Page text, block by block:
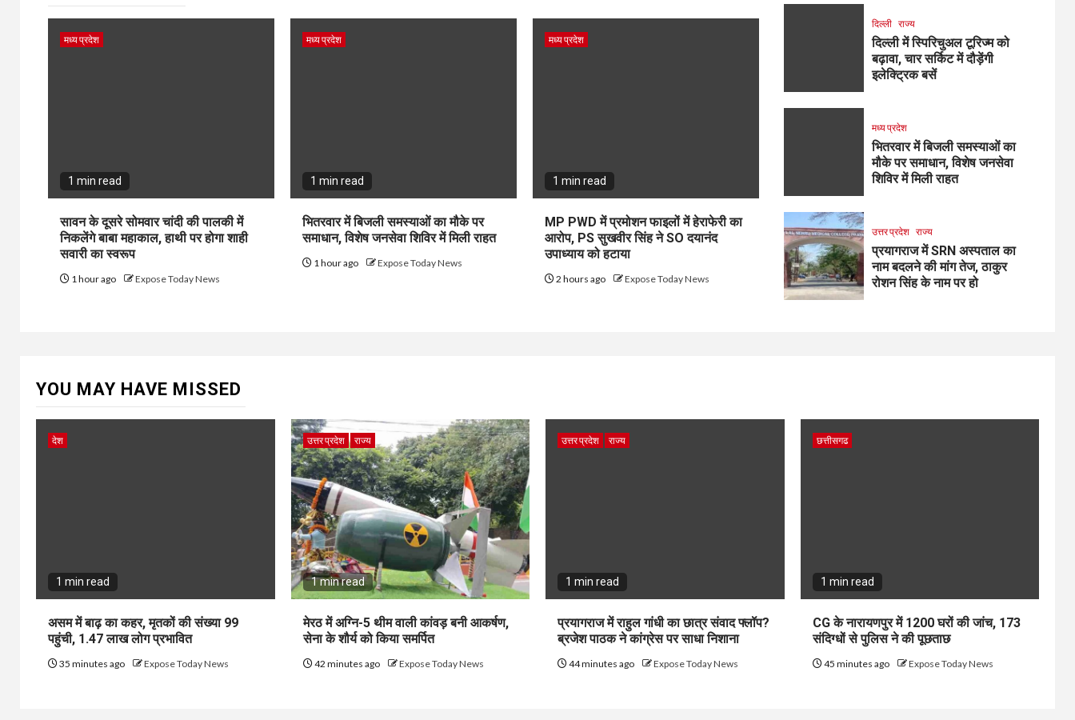
मध्य प्रदेश
1 min read
सावन के दूसरे सोमवार चांदी की पालकी में
निकलेंगे बाबा महाकाल, हाथी पर होगा शाही
सवारी का स्वरूप
1 hour ago Expose Today News
मध्य प्रदेश
1 min read
भितरवार में बिजली समस्याओं का मौके पर
समाधान, विशेष जनसेवा शिविर में मिली राहत
1 hour ago Expose Today News
मध्य प्रदेश
1 min read
MP PWD में प्रमोशन फाइलों में हेराफेरी का
आरोप, PS सुखवीर सिंह ने SO दयानंद
उपाध्याय को हटाया
2 hours ago Expose Today News
दिल्ली राज्य
दिल्ली में स्पिरिचुअल टूरिज्म को
बढ़ावा, चार सर्किट में दौड़ेंगी
इलेक्ट्रिक बसें
मध्य प्रदेश
भितरवार में बिजली समस्याओं का
मौके पर समाधान, विशेष जनसेवा
शिविर में मिली राहत
उत्तर प्रदेश राज्य
प्रयागराज में SRN अस्पताल का
नाम बदलने की मांग तेज, ठाकुर
रोशन सिंह के नाम पर हो
YOU MAY HAVE MISSED
देश
1 min read
असम में बाढ़ का कहर, मृतकों की संख्या 99
पहुंची, 1.47 लाख लोग प्रभावित
35 minutes ago Expose Today News
उत्तर प्रदेश राज्य
1 min read
मेरठ में अग्नि-5 थीम वाली कांवड़ बनी आकर्षण,
सेना के शौर्य को किया समर्पित
42 minutes ago Expose Today News
उत्तर प्रदेश राज्य
1 min read
प्रयागराज में राहुल गांधी का छात्र संवाद फ्लॉप?
ब्रजेश पाठक ने कांग्रेस पर साधा निशाना
44 minutes ago Expose Today News
छत्तीसगढ
1 min read
CG के नारायणपुर में 1200 घरों की जांच, 173
संदिग्धों से पुलिस ने की पूछताछ
45 minutes ago Expose Today News